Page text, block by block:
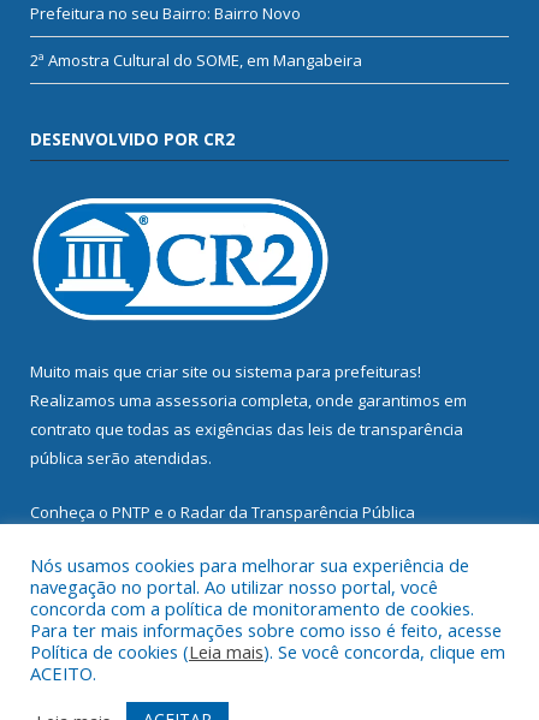
Prefeitura no seu Bairro: Bairro Novo
2ª Amostra Cultural do SOME, em Mangabeira
DESENVOLVIDO POR CR2
Muito mais que criar site ou sistema para prefeituras!
Realizamos uma assessoria completa, onde garantimos em
contrato que todas as exigências das leis de transparência
pública serão atendidas.
Conheça o PNTP e o Radar da Transparência Pública
Todos os direitos reservados a Prefeitura Municipal de
Mocajuba.
Nós usamos cookies para melhorar sua experiência de
navegação no portal. Ao utilizar nosso portal, você
concorda com a política de monitoramento de cookies.
Para ter mais informações sobre como isso é feito, acesse
Política de cookies (Leia mais). Se você concorda, clique em
ACEITO.